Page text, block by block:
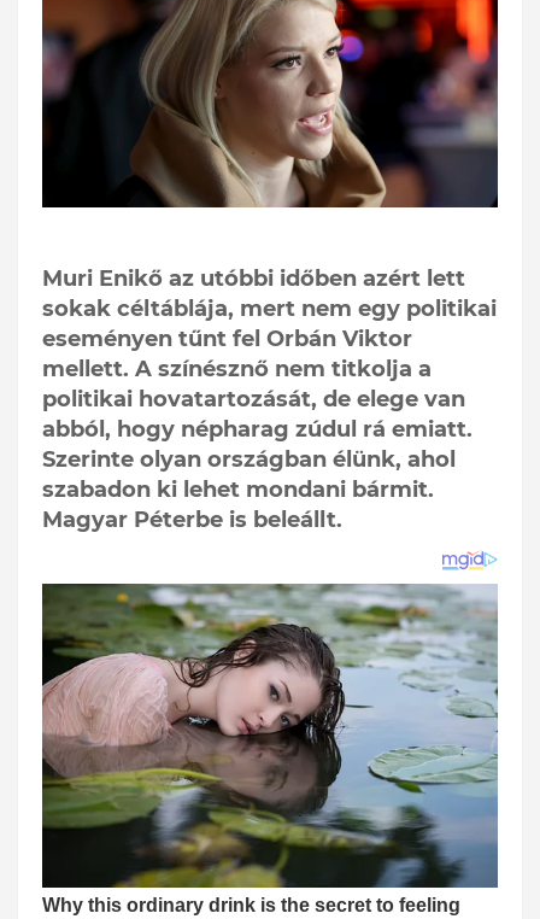
Muri Enikő az utóbbi időben azért lett
sokak céltáblája, mert nem egy politikai
eseményen tűnt fel Orbán Viktor
mellett. A színésznő nem titkolja a
politikai hovatartozását, de elege van
abból, hogy népharag zúdul rá emiatt.
Szerinte olyan országban élünk, ahol
szabadon ki lehet mondani bármit.
Magyar Péterbe is beleállt.